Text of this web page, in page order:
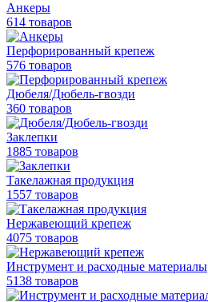
Анкеры
614 товаров
Перфорированный крепеж
576 товаров
Дюбеля/Дюбель-гвозди
360 товаров
Заклепки
1885 товаров
Такелажная продукция
1557 товаров
Нержавеющий крепеж
4075 товаров
Инструмент и расходные материалы
5138 товаров